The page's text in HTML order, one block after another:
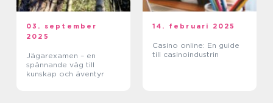
03. september
2025
Jägarexamen – en
spännande väg till
kunskap och äventyr
14. februari 2025
Casino online: En guide
till casinoindustrin